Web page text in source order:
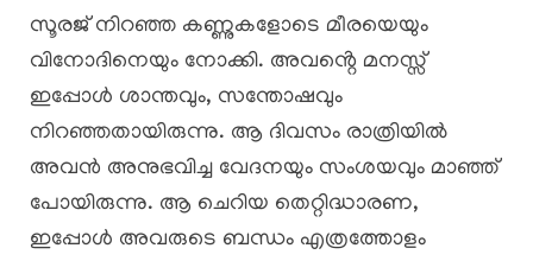
സൂരജ് നിറഞ്ഞ കണ്ണുകളോടെ മീരയെയും
വിനോദിനെയും നോക്കി. അവൻ്റെ മനസ്സ്
ഇപ്പോൾ ശാന്തവും, സന്തോഷവും
നിറഞ്ഞതായിരുന്നു. ആ ദിവസം രാത്രിയിൽ
അവൻ അനുഭവിച്ച വേദനയും സംശയവും മാഞ്ഞ്
പോയിരുന്നു. ആ ചെറിയ തെറ്റിദ്ധാരണ,
ഇപ്പോൾ അവരുടെ ബന്ധം എത്രത്തോളം